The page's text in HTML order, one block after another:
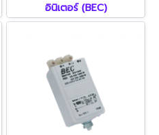
อินิเตอร์ (BEC)